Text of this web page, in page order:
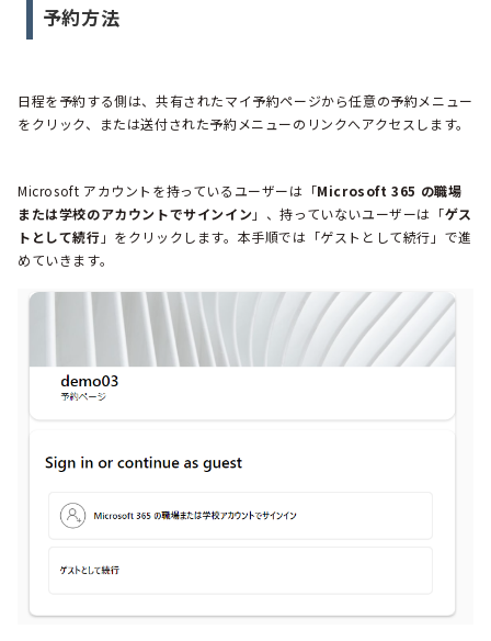
予約方法
日程を予約する側は、共有されたマイ予約ページから任意の予約メニュー
をクリック、または送付された予約メニューのリンクへアクセスします。
Microsoft アカウントを持っているユーザーは「Microsoft 365 の職場
または学校のアカウントでサインイン」、持っていないユーザーは「ゲス
トとして続行 」をクリックします。本手順では「ゲストとして続行」で進
めていきます。